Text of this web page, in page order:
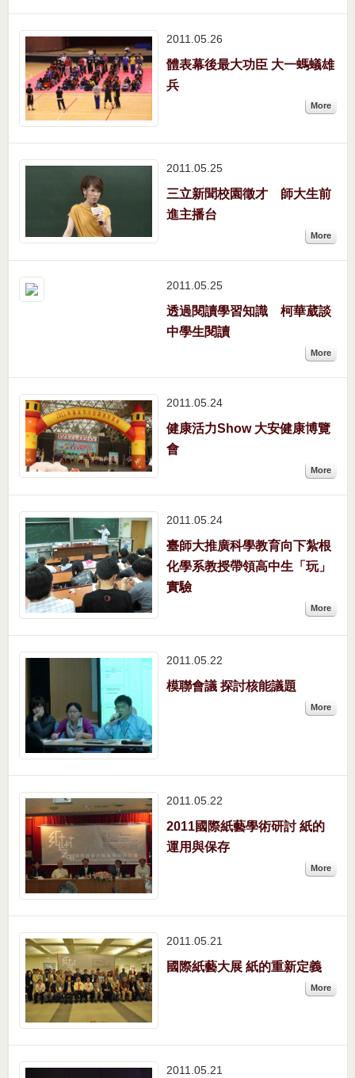
2011.05 26
體表幕後最大功臣 大一螞蟻雄
兵
More
2011.05 25
三立新聞校園徵才 師大生前
進主播台
More
2011.05 25
透過閱讀學習知識 柯華葳談
中學生閱讀
More
2011.05 24
健康活力Show 大安健康博覽
會
More
2011.05 24
臺師大推廣科學教育向下紮根
化學系教授帶領高中生「玩」
實驗
More
2011.05 22
模聯會議 探討核能議題
More
2011.05 22
2011國際紙藝學術研討 紙的
運用與保存
More
2011.05 21
國際紙藝大展 紙的重新定義
More
2011.05 21